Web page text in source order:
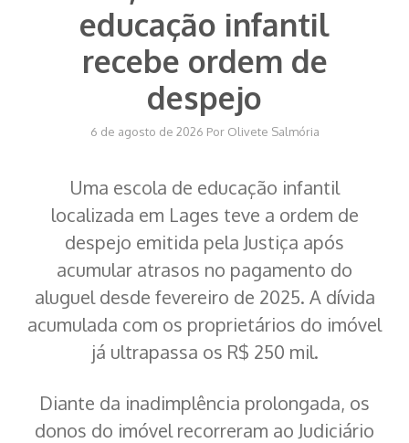
educação infantil
recebe ordem de
despejo
6 de agosto de 2026 Por Olivete Salmória
Uma escola de educação infantil
localizada em Lages teve a ordem de
despejo emitida pela Justiça após
acumular atrasos no pagamento do
aluguel desde fevereiro de 2025. A dívida
acumulada com os proprietários do imóvel
já ultrapassa os R$ 250 mil.
Diante da inadimplência prolongada, os
donos do imóvel recorreram ao Judiciário